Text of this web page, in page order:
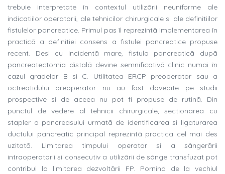
trebuie interpretate în contextul utilizãrii neuniforme ale
indicatiilor operatorii, ale tehnicilor chirurgicale si ale definitiilor
fistulelor pancreatice. Primul pas îl reprezintã implementarea în
practicã a definitiei consens a fistulei pancreatice propuse
recent. Desi cu incidentã mare, fistula pancreaticã dupã
pancreatectomia distalã devine semnificativã clinic numai în
cazul gradelor B si C. Utilitatea ERCP preoperator sau a
octreotidului preoperator nu au fost dovedite pe studii
prospective si de aceea nu pot fi propuse de rutinã. Din
punctul de vedere al tehnicii chirurgicale, sectionarea cu
stapler a pancreasului urmatã de identificarea si ligaturarea
ductului pancreatic principal reprezintã practica cel mai des
uzitatã. Limitarea timpului operator si a sângerãrii
intraoperatorii si consecutiv a utilizãrii de sânge transfuzat pot
contribui la limitarea dezvoltãrii FP. Pornind de la vechiul